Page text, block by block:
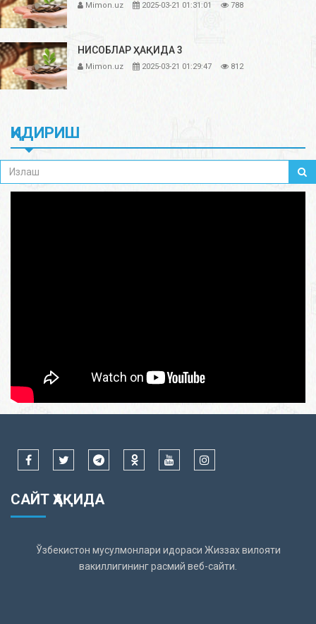
Mimon.uz 2025-03-21 01:31:01 788
НИСОБЛАР ҲАҚИДА 3
Mimon.uz 2025-03-21 01:29:47 812
ҚИДИРИШ
САЙТ ҲАҚИДА
Ўзбекистон мусулмонлари идораси Жиззах вилояти
вакиллигининг расмий веб-сайти.